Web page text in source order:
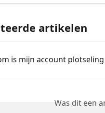
artikelen
is mijn account
Was dit een